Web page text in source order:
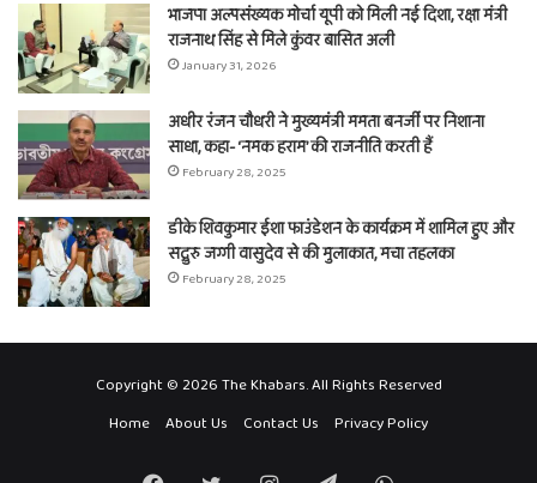
भाजपा अल्पसंख्यक मोर्चा यूपी को मिली नई दिशा, रक्षा मंत्री
राजनाथ सिंह से मिले कुंवर बासित अली
January 31, 2026
अधीर रंजन चौधरी ने मुख्यमंत्री ममता बनर्जी पर निशाना
साधा, कहा- ‘नमक हराम’ की राजनीति करती हैं
February 28, 2025
डीके शिवकुमार ईशा फाउंडेशन के कार्यक्रम में शामिल हुए और
सद्गुरु जग्गी वासुदेव से की मुलाकात, मचा तहलका
February 28, 2025
Copyright © 2026 The Khabars. All Rights Reserved
Home
About Us Contact Us Privacy Policy